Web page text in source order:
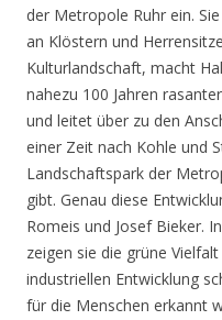
der Metropole Ruhr ein.
an Klöstern und
Kulturlandschaft, macht
nahezu 100 Jahren
und leitet über zu den
einer Zeit nach Kohle und
Landschaftspark der
gibt. Genau diese
Romeis und Josef Bieker.
zeigen sie die grüne
industriellen Entwicklung
für die Menschen erkannt